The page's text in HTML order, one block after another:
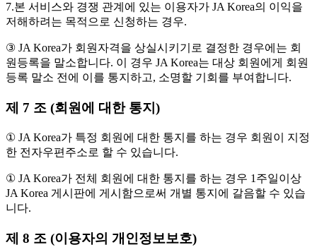
7.본 서비스와 경쟁 관계에 있는 이용자가 JA Korea의 이익을
저해하려는 목적으로 신청하는 경우.
③ JA Korea가 회원자격을 상실시키기로 결정한 경우에는 회
원등록을 말소합니다. 이 경우 JA Korea는 대상 회원에게 회원
등록 말소 전에 이를 통지하고, 소명할 기회를 부여합니다.
제 7 조 (회원에 대한 통지)
① JA Korea가 특정 회원에 대한 통지를 하는 경우 회원이 지정
한 전자우편주소로 할 수 있습니다.
① JA Korea가 전체 회원에 대한 통지를 하는 경우 1주일이상
JA Korea 게시판에 게시함으로써 개별 통지에 갈음할 수 있습
니다.
제 8 조 (이용자의 개인정보보호)